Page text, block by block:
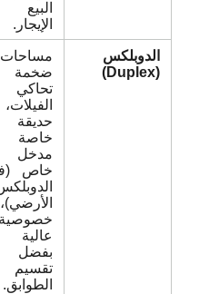
البيع أو
الإيجار.
الدوبلكس
مساحات
ضخمة
تحاكي
الفيلات،
حديقة
خاصة أو
مدخل
خاص (في
الدوبلكس
الأرضي)،
خصوصية
عالية
بفضل
تقسيم
الطوابق.